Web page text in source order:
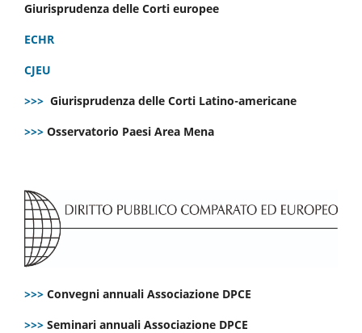
Giurisprudenza delle Corti europee
ECHR
CJEU
>>> Giurisprudenza delle Corti Latino-americane
>>> Osservatorio Paesi Area Mena
>>> Convegni annuali Associazione DPCE
>>> Seminari annuali Associazione DPCE